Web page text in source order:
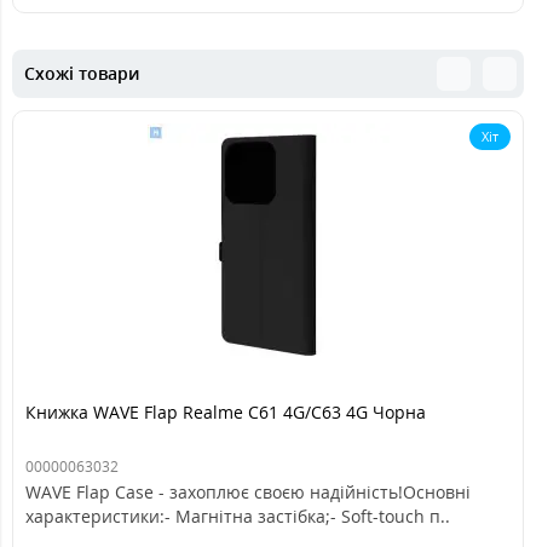
Схожі товари
Хіт
Книжка WAVE Flap Realme C61 4G/C63 4G Чорна
00000063032
WAVE Flap Case - захоплює своєю надійність!Основні
характеристики:- Магнітна застібка;- Soft-touch п..